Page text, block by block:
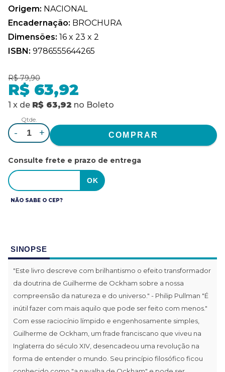
Origem: NACIONAL
Encadernação: BROCHURA
Dimensões: 16 x 23 x 2
ISBN: 9786555644265
R$ 79,90
R$ 63,92
1 x de R$ 63,92 no Boleto
Qtde.
- +
Consulte frete e prazo de entrega
NÃO SABE O CEP?
SINOPSE
"Este livro descreve com brilhantismo o efeito transformador
da doutrina de Guilherme de Ockham sobre a nossa
compreensão da natureza e do universo." - Philip Pullman "É
inútil fazer com mais aquilo que pode ser feito com menos."
Com esse raciocínio límpido e engenhosamente simples,
Guilherme de Ockham, um frade franciscano que viveu na
Inglaterra do século XIV, desencadeou uma revolução na
forma de entender o mundo. Seu princípio filosófico ficou